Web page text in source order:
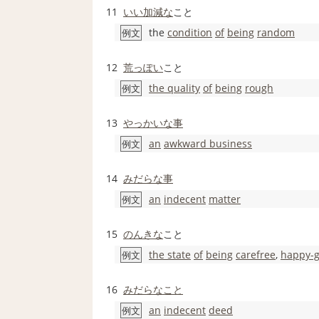
11 いい加減なこと
例文 the condition of being random
12 荒っぽいこと
例文 the quality of being rough
13 やっかいな事
例文 an awkward business
14 みだらな事
例文 an indecent matter
15 のんきなこと
例文 the state of being carefree, happy-
16 みだらなこと
例文 an indecent deed